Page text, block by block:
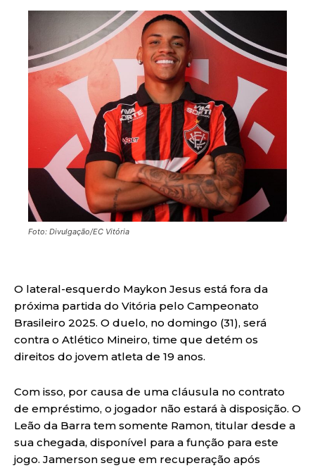
Foto: Divulgação/EC Vitória
O lateral-esquerdo Maykon Jesus está fora da
próxima partida do Vitória pelo Campeonato
Brasileiro 2025. O duelo, no domingo (31), será
contra o Atlético Mineiro, time que detém os
direitos do jovem atleta de 19 anos.
Com isso, por causa de uma cláusula no contrato
de empréstimo, o jogador não estará à disposição. O
Leão da Barra tem somente Ramon, titular desde a
sua chegada, disponível para a função para este
jogo. Jamerson segue em recuperação após